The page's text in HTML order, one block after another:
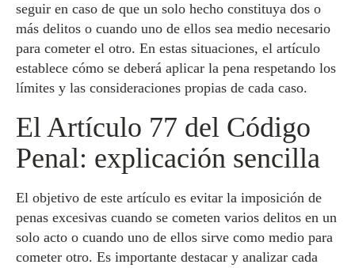
seguir en caso de que un solo hecho constituya dos o
más delitos o cuando uno de ellos sea medio necesario
para cometer el otro. En estas situaciones, el artículo
establece cómo se deberá aplicar la pena respetando los
límites y las consideraciones propias de cada caso.
El Artículo 77 del Código
Penal: explicación sencilla
El objetivo de este artículo es evitar la imposición de
penas excesivas cuando se cometen varios delitos en un
solo acto o cuando uno de ellos sirve como medio para
cometer otro. Es importante destacar y analizar cada